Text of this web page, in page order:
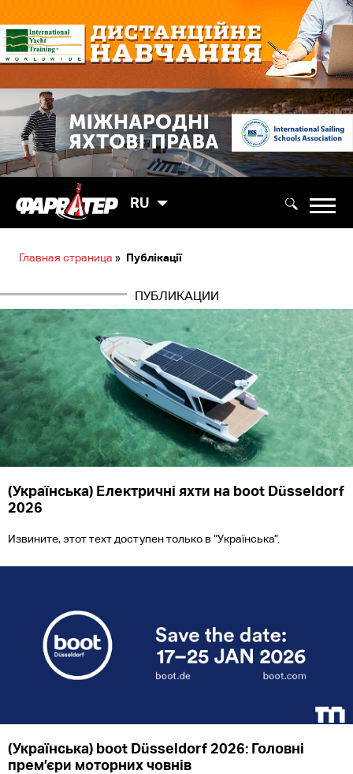
RU
Главная страница » Публікації
ПУБЛИКАЦИИ
(Українська) Електричні яхти на boot Düsseldorf
2026
Извините, этот техт доступен только в “Українська”.
(Українська) boot Düsseldorf 2026: Головні
прем’єри моторних човнів